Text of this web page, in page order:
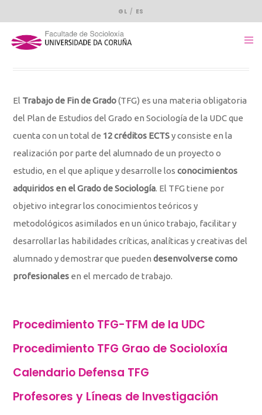
GL ES
El Trabajo de Fin de Grado(TFG) es una materia obligatoria
del Plan de Estudios del Grado en Sociología de la UDC que
cuenta con un total de 12 créditos ECTSy consiste en la
realización por parte del alumnado de un proyecto o
estudio, en el que aplique y desarrolle losconocimientos
adquiridos en el Grado de Sociología. El TFG tiene por
objetivo integrar los conocimientos teóricos y
metodológicos asimilados en un único trabajo, facilitar y
desarrollar las habilidades críticas, analíticas y creativas del
alumnado y demostrar que puedendesenvolverse como
profesionales en el mercado de trabajo.
Procedimiento TFG-TFM de la UDC
Procedimiento TFG Grao de Socioloxía
Calendario Defensa TFG
Profesores y Líneas de Investigación